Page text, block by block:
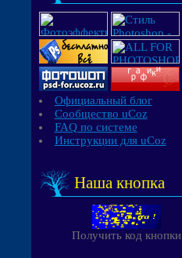
Официальный блог
Сообщество uCoz
FAQ по системе
Инструкции для uCoz
Наша кнопка
Получить код кнопки